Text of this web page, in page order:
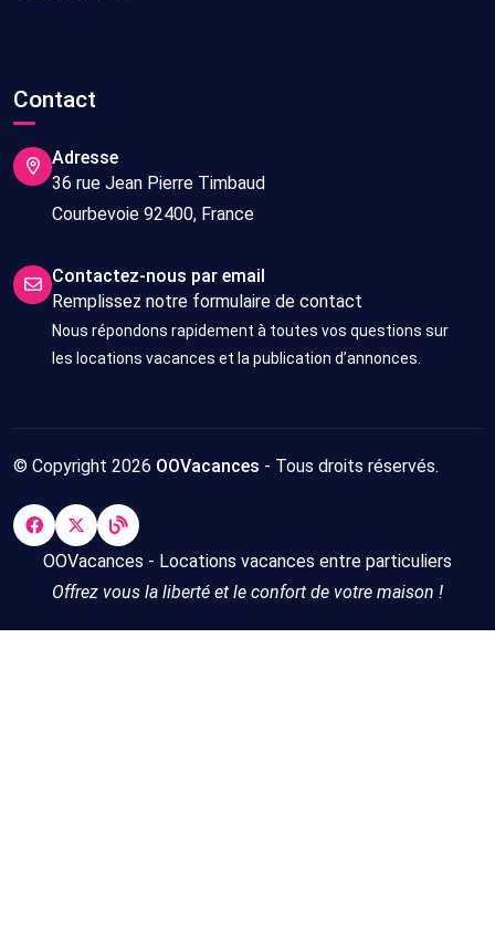
Contact
Adresse
36 rue Jean Pierre Timbaud
Courbevoie 92400, France
Contactez-nous par email
Remplissez notre formulaire de contact
Nous répondons rapidement à toutes vos questions sur
les locations vacances et la publication d’annonces.
© Copyright 2026 OOVacances - Tous droits réservés.
OOVacances - Locations vacances entre particuliers
Offrez vous la liberté et le confort de votre maison !